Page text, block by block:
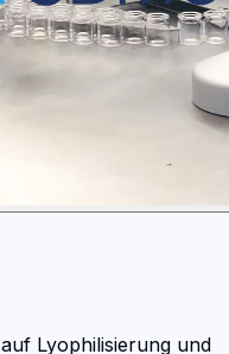
Lyophilisierung und